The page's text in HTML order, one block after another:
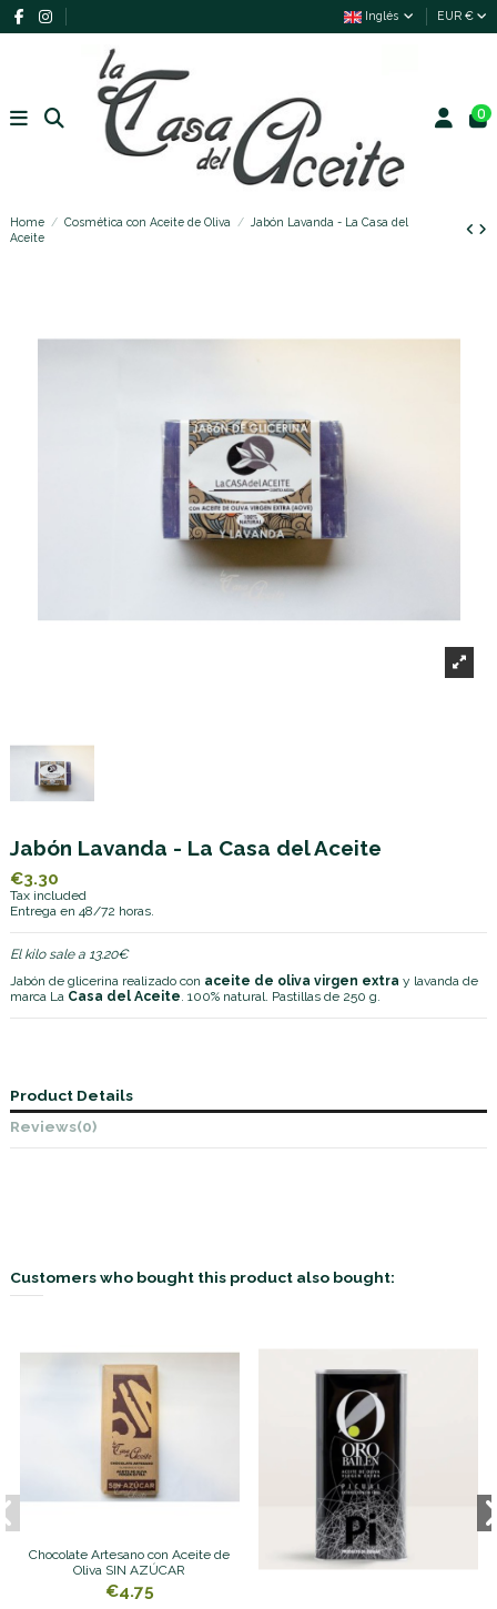
Inglés EUR €
0
Home Cosmética con Aceite de Oliva
Jabón Lavanda - La Casa del
Aceite
Jabón Lavanda - La Casa del Aceite
€3.30
Tax included
Entrega en 48/72 horas.
El kilo sale a 13.20€
Jabón de glicerina realizado con aceite de oliva virgen extra y lavanda de
marca La Casa del Aceite . 100% natural. Pastillas de 250 g.
Product Details
Reviews(0)
Customers who bought this product also bought:
Chocolate Artesano con Aceite de
Oliva SIN AZÚCAR
€4.75